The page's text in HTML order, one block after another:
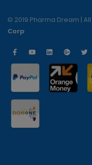
© 2019 Pharma Dream |
Corp